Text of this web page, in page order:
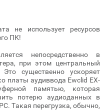
не использует ресурсов
ПК!
непосредственно в
при этом центральный
Это существенно ускоряет
платы аудиввода Ewclid EX-
памятью, которая
потерю аудиоданных в
Такая перегрузка, обычно,